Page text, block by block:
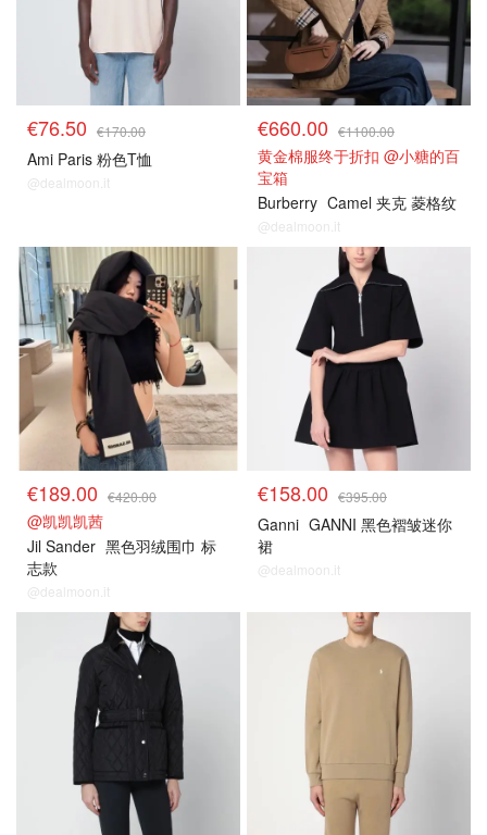
€76.50 €170.00
Ami Paris 粉色T恤
@dealmoon.it
€660.00 €1100.00
黄金棉服终于折扣 @小糖的百
宝箱
Burberry Camel 夹克 菱格纹
@dealmoon.it
€189.00 €420.00
@凯凯凯茜
Jil Sander 黑色羽绒围巾 标
志款
@dealmoon.it
€158.00 €395.00
Ganni GANNI 黑色褶皱迷你
裙
@dealmoon.it